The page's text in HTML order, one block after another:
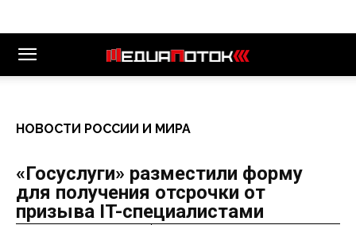
НОВОСТИ РОССИИ И МИРА
«Госуслуги» разместили форму
для получения отсрочки от
призыва IT-специалистами